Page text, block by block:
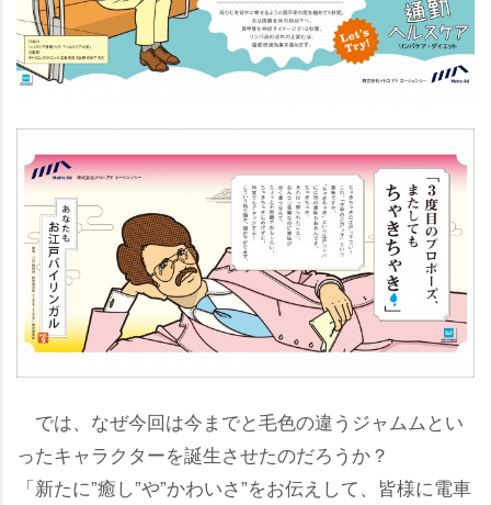
では、なぜ今回は今までと毛色の違うジャムムとい
ったキャラクターを誕生させたのだろうか？
「新たに”癒し”や”かわいさ”をお伝えして、皆様に電車